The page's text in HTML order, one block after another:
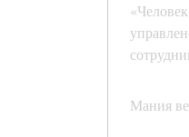
Мания